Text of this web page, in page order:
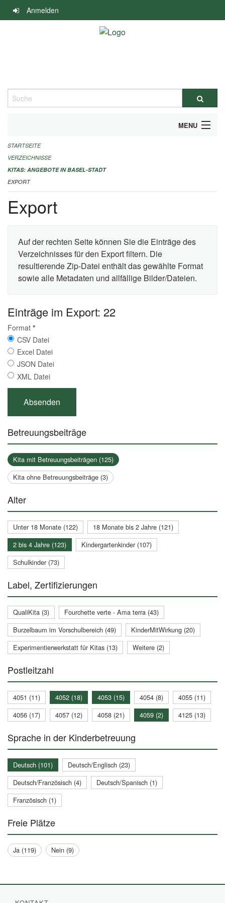
Navigation
überspringen
Anmelden
Suche
MENU
ALLGEMEINE INFORMATIONEN
IMPRESSUM
STARTSEITE
VERZEICHNISSE
KITAS: ANGEBOTE IN BASEL-STADT
EXPORT
Export
Auf der rechten Seite können Sie die Einträge des
Verzeichnisses für den Export filtern. Die
resultierende Zip-Datei enthält das gewählte Format
sowie alle Metadaten und allfällige Bilder/Dateien.
Einträge im Export: 22
Format *
CSV Datei
Excel Datei
JSON Datei
XML Datei
Betreuungsbeiträge
Kita mit Betreuungsbeiträgen (125)
Kita ohne Betreuungsbeiträge (3)
Alter
Unter 18 Monate (122)
18 Monate bis 2 Jahre (121)
2 bis 4 Jahre (123)
Kindergartenkinder (107)
Schulkinder (73)
Label, Zertifizierungen
QualiKita (3)
Fourchette verte - Ama terra (43)
Burzelbaum im Vorschulbereich (49)
KinderMitWirkung (20)
Experimentierwerkstatt für Kitas (13)
Weitere (2)
Postleitzahl
4051 (11) 4052 (18) 4053 (15) 4054 (8)
4055 (11)
4056 (17)
4057 (12) 4058 (21) 4059 (2) 4125 (13)
Sprache in der Kinderbetreuung
Deutsch (101)
Deutsch/Englisch (23)
Deutsch/Französisch (4)
Deutsch/Spanisch (1)
Französisch (1)
Freie Plätze
Ja (119) Nein (9)